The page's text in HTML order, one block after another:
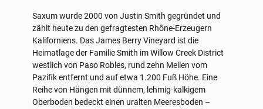
Saxum wurde 2000 von Justin Smith gegründet und
zählt heute zu den gefragtesten Rhône-Erzeugern
Kaliforniens. Das James Berry Vineyard ist die
Heimatlage der Familie Smith im Willow Creek District
westlich von Paso Robles, rund zehn Meilen vom
Pazifik entfernt und auf etwa 1.200 Fuß Höhe. Eine
Reihe von Hängen mit dünnem, lehmig-kalkigem
Oberboden bedeckt einen uralten Meeresboden –